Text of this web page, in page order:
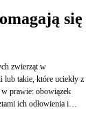
się
zwierząt w
lub takie, które uciekły z
w prawie: obowiązek
ich odłowienia i
zwierzęcia to